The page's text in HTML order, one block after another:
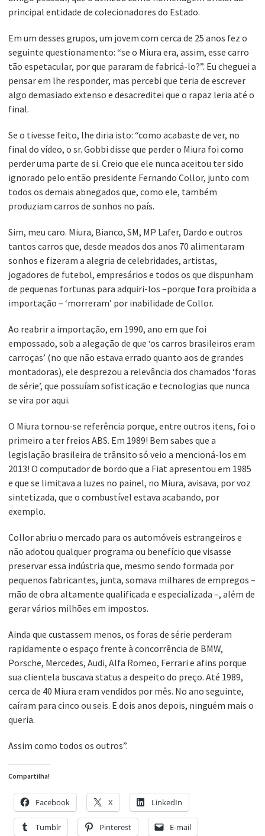
principal entidade de colecionadores do Estado.
Em um desses grupos, um jovem com cerca de 25 anos fez o
seguinte questionamento: “se o Miura era, assim, esse carro
tão espetacular, por que pararam de fabricá-lo?”. Eu cheguei a
pensar em lhe responder, mas percebi que teria de escrever
algo demasiado extenso e desacreditei que o rapaz leria até o
final.
Se o tivesse feito, lhe diria isto: “como acabaste de ver, no
final do vídeo, o sr. Gobbi disse que perder o Miura foi como
perder uma parte de si. Creio que ele nunca aceitou ter sido
ignorado pelo então presidente Fernando Collor, junto com
todos os demais abnegados que, como ele, também
produziam carros de sonhos no país.
Sim, meu caro. Miura, Bianco, SM, MP Lafer, Dardo e outros
tantos carros que, desde meados dos anos 70 alimentaram
sonhos e fizeram a alegria de celebridades, artistas,
jogadores de futebol, empresários e todos os que dispunham
de pequenas fortunas para adquiri-los –porque fora proibida a
importação – ‘morreram’ por inabilidade de Collor.
Ao reabrir a importação, em 1990, ano em que foi
empossado, sob a alegação de que ‘os carros brasileiros eram
carroças’ (no que não estava errado quanto aos de grandes
montadoras), ele desprezou a relevância dos chamados ‘foras
de série’, que possuíam sofisticação e tecnologias que nunca
se vira por aqui.
O Miura tornou-se referência porque, entre outros itens, foi o
primeiro a ter freios ABS. Em 1989! Bem sabes que a
legislação brasileira de trânsito só veio a mencioná-los em
2013! O computador de bordo que a Fiat apresentou em 1985
e que se limitava a luzes no painel, no Miura, avisava, por voz
sintetizada, que o combustível estava acabando, por
exemplo.
Collor abriu o mercado para os automóveis estrangeiros e
não adotou qualquer programa ou benefício que visasse
preservar essa indústria que, mesmo sendo formada por
pequenos fabricantes, junta, somava milhares de empregos –
mão de obra altamente qualificada e especializada –, além de
gerar vários milhões em impostos.
Ainda que custassem menos, os foras de série perderam
rapidamente o espaço frente à concorrência de BMW,
Porsche, Mercedes, Audi, Alfa Romeo, Ferrari e afins porque
sua clientela buscava status a despeito do preço. Até 1989,
cerca de 40 Miura eram vendidos por mês. No ano seguinte,
caíram para cinco ou seis. E dois anos depois, ninguém mais o
queria.
Assim como todos os outros”.
Compartilha!
Facebook X LinkedIn
Tumblr Pinterest E-mail